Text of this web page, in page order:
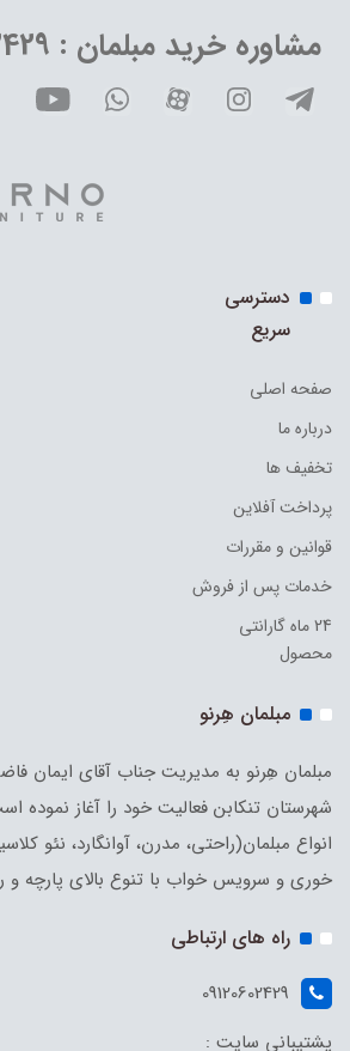
مشاوره خرید مبلمان : 09120602429
دسترسی
سریع
صفحه اصلی
درباره ما
تخفیف ها
پرداخت آفلاین
قوانین و مقررات
خدمات پس از فروش
24 ماه گارانتی
محصول
مبلمان هِرنو
شهرستان تنکابن فعالیت خود را آغاز
انواع مبلمان(راحتی، مدرن، آوانگارد، نئو
خوری و سرویس خواب با تنوع بالای پارچه
راه های ارتباطی
09120602429
پشتیبانی سایت :